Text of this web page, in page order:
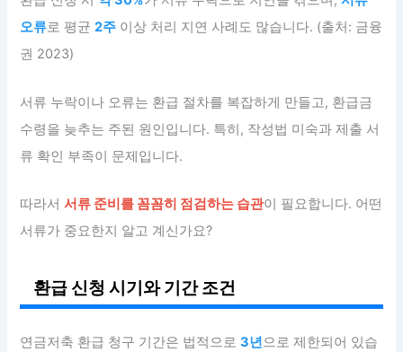
오류로 평균2주 이상 처리 지연 사례도 많습니다. (출처: 금융
권 2023)
서류 누락이나 오류는 환급 절차를 복잡하게 만들고, 환급금
수령을 늦추는 주된 원인입니다. 특히, 작성법 미숙과 제출 서
류 확인 부족이 문제입니다.
따라서서류 준비를 꼼꼼히 점검하는 습관이 필요합니다. 어떤
서류가 중요한지 알고 계신가요?
환급 신청 시기와 기간 조건
연금저축 환급 청구 기간은 법적으로3년으로 제한되어 있습